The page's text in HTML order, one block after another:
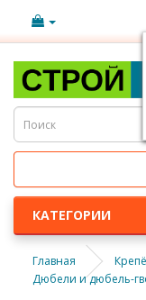
КАТЕГОРИИ
Главная
Дюбели и дюбель-